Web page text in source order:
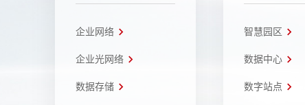
企业网络
企业光网络
数据存储
智慧园区
数据中心
数字站点